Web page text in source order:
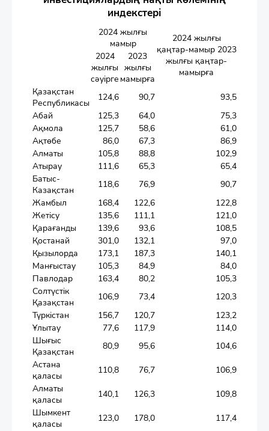
индекстері
2024 жылғы
мамыр
2024 жылғы
қаңтар-мамыр 2023
жылғы қаңтар-
мамырға
2024
жылғы
сәуірге
2023
жылғы
мамырға
Қазақстан
Республикасы
124,6 90,7
93,5
Абай
125,3 64,0
75,3
Ақмола
125,7 58,6
61,0
Ақтөбе
86,0 67,3
86,9
Алматы
105,8 88,8
102,9
Атырау
111,6 65,3
65,4
Батыс-
Казақстан
118,6 76,9
90,7
Жамбыл
168,4 122,6
122,8
Жетісу
135,6 111,1
121,0
Қарағанды
139,6 93,6
108,5
Қостанай
301,0 132,1
97,0
Қызылорда
173,1 187,3
140,1
Манғыстау
105,3 84,9
84,0
Павлодар
163,4 80,2
105,3
Солтүстік
Қазақстан
106,9 73,4
120,3
Түркістан
156,7 120,7
123,2
Ұлытау
77,6 117,9
114,0
Шығыс
Қазақстан
80,9 95,6
104,6
Астана
қаласы
110,8 76,7
106,9
Алматы
қаласы
140,1 126,3
109,8
Шымкент
қаласы
123,0 178,0 117,4